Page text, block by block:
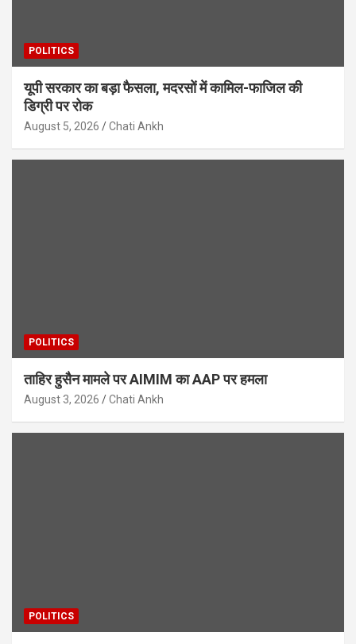
POLITICS
यूपी सरकार का बड़ा फैसला, मदरसों में कामिल-फाजिल की
डिग्री पर रोक
August 5, 2026 Chati Ankh
POLITICS
ताहिर हुसैन मामले पर AIMIM का AAP पर हमला
August 3, 2026 Chati Ankh
POLITICS